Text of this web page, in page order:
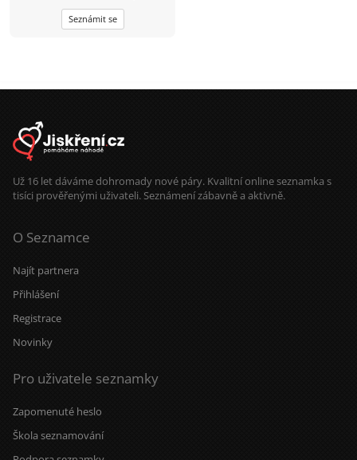
Seznámit se
Už 16 let dáváme dohromady nové páry. Kvalitní online seznamka s
tisíci prověřenými uživateli. Seznámení zábavně a aktivně.
O Seznamce
Najít partnera
Přihlášení
Registrace
Novinky
Pro uživatele seznamky
Zapomenuté heslo
Škola seznamování